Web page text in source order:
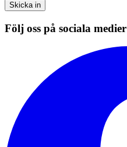
Skicka in
Följ oss på sociala medier